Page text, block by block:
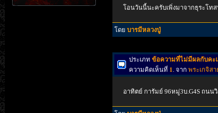
โอนวันนี้นะครับเพิ่งมาจากธุระโท
โดย บารมีหลวงปู่
ประเภท ข้อความที่ไม่มีผลกับคะ
ความคิดเห็นที่ 1. จาก พระเกจิส
อาทิตย์ การัมย์ 96หมู่3บ.G4S ถนน